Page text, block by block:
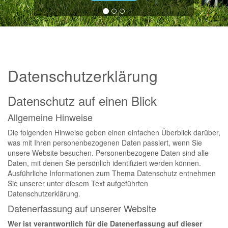
Datenschutzerklärung
Datenschutz auf einen Blick
Allgemeine Hinweise
Die folgenden Hinweise geben einen einfachen Überblick darüber,
was mit Ihren personenbezogenen Daten passiert, wenn Sie
unsere Website besuchen. Personenbezogene Daten sind alle
Daten, mit denen Sie persönlich identifiziert werden können.
Ausführliche Informationen zum Thema Datenschutz entnehmen
Sie unserer unter diesem Text aufgeführten
Datenschutzerklärung.
Datenerfassung auf unserer Website
Wer ist verantwortlich für die Datenerfassung auf dieser